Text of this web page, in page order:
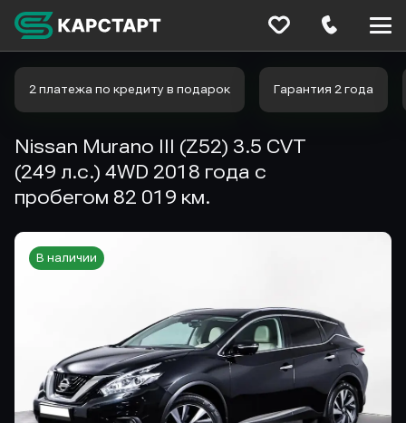
2 платежа по кредиту в подарок Гарантия 2 года
Nissan Murano III (Z52) 3.5 CVT
(249 л.с.) 4WD 2018 года с
пробегом 82 019 км.
В наличии